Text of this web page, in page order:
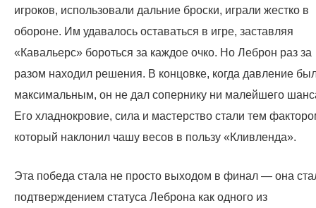
игроков, использовали дальние броски, играли жестко в
обороне. Им удавалось оставаться в игре, заставляя
«Кавальерс» бороться за каждое очко. Но Леброн раз за
разом находил решения. В концовке, когда давление
максимальным, он не дал сопернику ни малейшего
Его хладнокровие, сила и мастерство стали тем
который наклонил чашу весов в пользу «Кливленда».
Эта победа стала не просто выходом в финал — она
подтверждением статуса Леброна как одного из